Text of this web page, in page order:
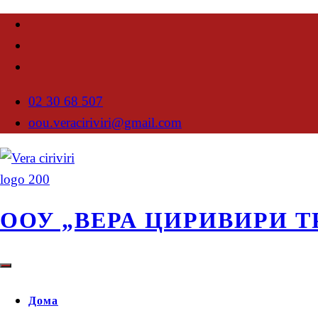
02 30 68 507
oou.veraciriviri@gmail.com
ООУ „ВЕРА ЦИРИВИРИ
Дома